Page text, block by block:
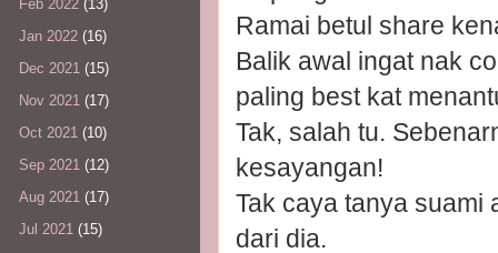
Ramai betul share
Balik awal ingat nak
paling best kat
Tak, salah tu.
kesayangan!
Tak caya tanya suami
dari dia.
Feb 2022 (13)
Jan 2022 (16)
Dec 2021 (15)
Nov 2021 (17)
Oct 2021 (10)
Sep 2021 (12)
Aug 2021 (17)
Jul 2021 (15)